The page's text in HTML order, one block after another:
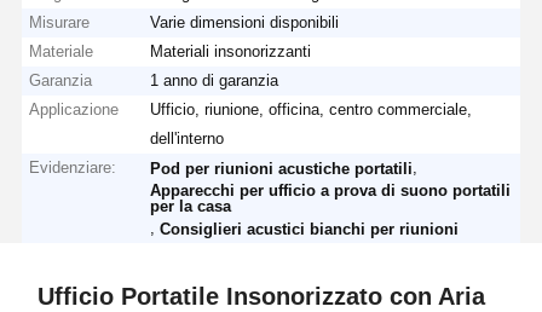
Misurare
Varie dimensioni disponibili
Materiale
Materiali insonorizzanti
Garanzia
1 anno di garanzia
Applicazione
Ufficio, riunione, officina, centro commerciale,
dell'interno
Evidenziare:
Pod per riunioni acustiche portatili
Apparecchi per ufficio a prova di suono portatili
per la casa
,Consiglieri acustici bianchi per riunioni
Ufficio Portatile Insonorizzato con Aria